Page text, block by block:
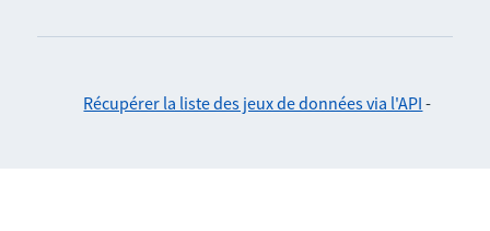
Récupérer la liste des jeux de données via l'API -